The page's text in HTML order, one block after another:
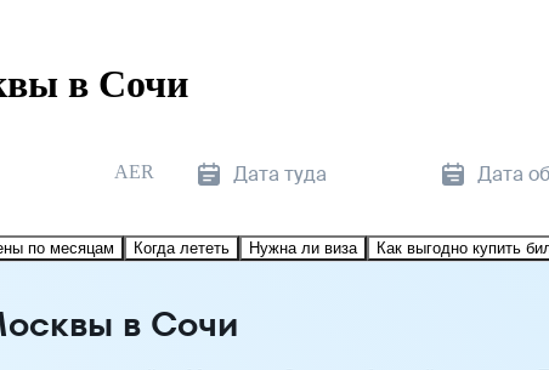
в Сочи
AER Дата туда Дата
по месяцам Когда лететь Нужна ли виза Как выгодно купить
в Сочи